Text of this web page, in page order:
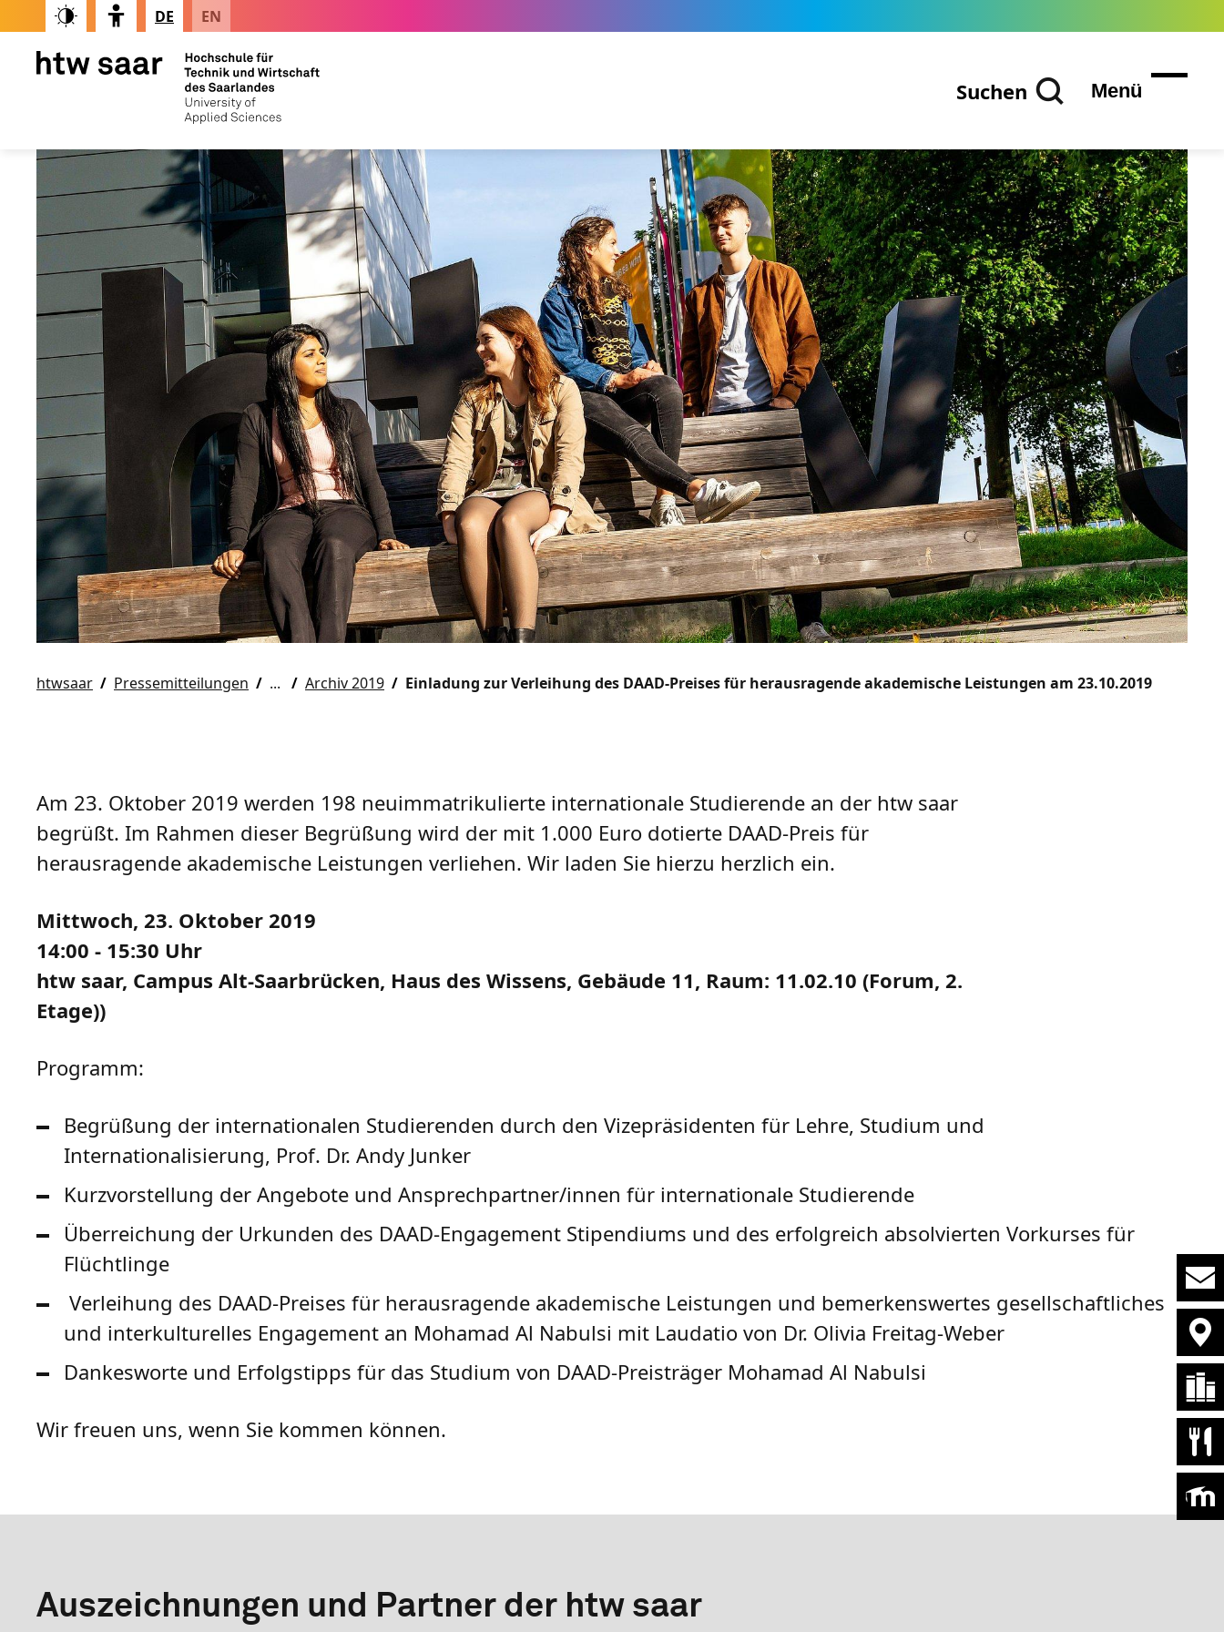
DE EN
Suchen Menü
htwsaar Pressemitteilungen Archiv 2019 Einladung zur Verleihung des DAAD-Preises für herausragende akademische Leistungen am 23.10.2019
Am 23. Oktober 2019 werden 198 neuimmatrikulierte internationale Studierende an der htw saar
begrüßt. Im Rahmen dieser Begrüßung wird der mit 1.000 Euro dotierte DAAD-Preis für
herausragende akademische Leistungen verliehen. Wir laden Sie hierzu herzlich ein.
Mittwoch, 23. Oktober 2019
14:00 - 15:30 Uhr
htw saar, Campus Alt-Saarbrücken, Haus des Wissens, Gebäude 11, Raum: 11.02.10 (Forum, 2.
Etage))
Programm:
Begrüßung der internationalen Studierenden durch den Vizepräsidenten für Lehre, Studium und
Internationalisierung, Prof. Dr. Andy Junker
Kurzvorstellung der Angebote und Ansprechpartner/innen für internationale Studierende
Überreichung der Urkunden des DAAD-Engagement Stipendiums und des erfolgreich absolvierten Vorkurses für
Flüchtlinge
Verleihung des DAAD-Preises für herausragende akademische Leistungen und bemerkenswertes gesellschaftliches
und interkulturelles Engagement an Mohamad Al Nabulsi mit Laudatio von Dr. Olivia Freitag-Weber
Dankesworte und Erfolgstipps für das Studium von DAAD-Preisträger Mohamad Al Nabulsi
Wir freuen uns, wenn Sie kommen können.
Auszeichnungen und Partner der htw saar